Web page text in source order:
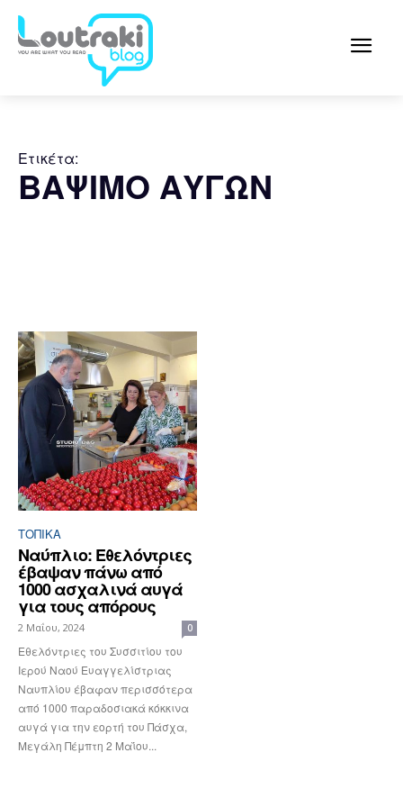
Ετικέτα:
ΒΑΨΙΜΟ ΑΥΓΩΝ
ΤΟΠΙΚΑ
Ναύπλιο: Εθελόντριες
έβαψαν πάνω από
1000 ασχαλινά αυγά
για τους απόρους
2 Μαΐου, 2024 0
Εθελόντριες του Συσσιτίου του
Ιερού Ναού Ευαγγελίστριας
Ναυπλίου έβαφαν περισσότερα
από 1000 παραδοσιακά κόκκινα
αυγά για την εορτή του Πάσχα,
Μεγάλη Πέμπτη 2 Μαΐου...